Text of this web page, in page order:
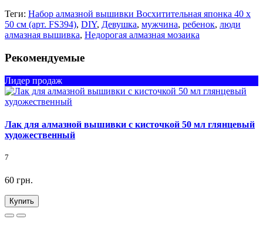
Теги: Набор алмазной вышивки Восхитительная японка 40 х
50 см (арт. FS394), DIY, Девушка, мужчина, ребенок, люди
алмазная вышивка, Недорогая алмазная мозаика
Рекомендуемые
Лидер продаж
Лак для алмазной вышивки с кисточкой 50 мл глянцевый
художественный
7
60 грн.
Купить